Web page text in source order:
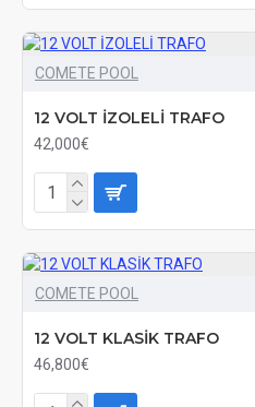
COMETE POOL
12 VOLT İZOLELİ TRAFO
42,000€
COMETE POOL
12 VOLT KLASİK TRAFO
46,800€